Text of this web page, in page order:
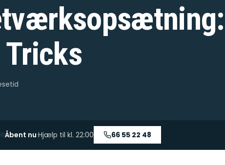
Åbent nu·Hjælp til kl. 22:00 66 55 22 48